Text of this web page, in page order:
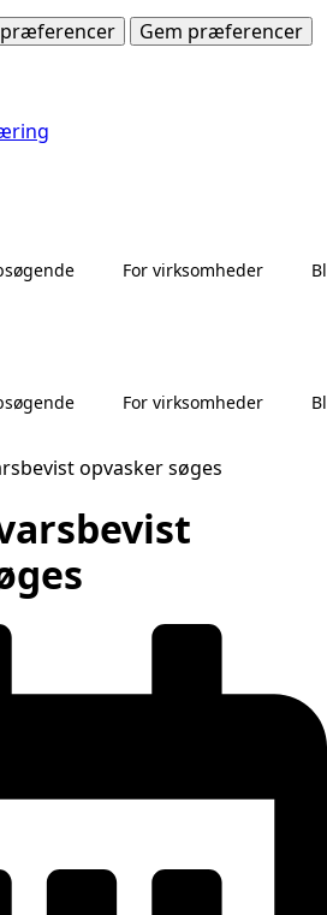
præferencer
Gem præferencer
For virksomheder
For virksomheder
opvasker søges